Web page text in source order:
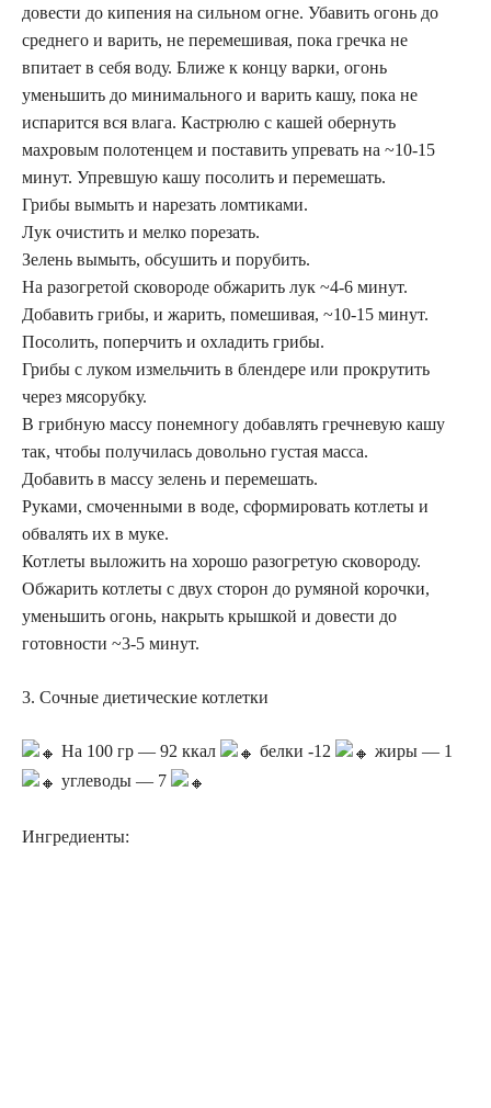
довести до кипения на сильном огне. Убавить огонь до
среднего и варить, не перемешивая, пока гречка не
впитает в себя воду. Ближе к концу варки, огонь
уменьшить до минимального и варить кашу, пока не
испарится вся влага. Кастрюлю с кашей обернуть
махровым полотенцем и поставить упревать на ~10-15
минут. Упревшую кашу посолить и перемешать.
Грибы вымыть и нарезать ломтиками.
Лук очистить и мелко порезать.
Зелень вымыть, обсушить и порубить.
На разогретой сковороде обжарить лук ~4-6 минут.
Добавить грибы, и жарить, помешивая, ~10-15 минут.
Посолить, поперчить и охладить грибы.
Грибы с луком измельчить в блендере или прокрутить
через мясорубку.
В грибную массу понемногу добавлять гречневую кашу
так, чтобы получилась довольно густая масса.
Добавить в массу зелень и перемешать.
Руками, смоченными в воде, сформировать котлеты и
обвалять их в муке.
Котлеты выложить на хорошо разогретую сковороду.
Обжарить котлеты с двух сторон до румяной корочки,
уменьшить огонь, накрыть крышкой и довести до
готовности ~3-5 минут.
3. Сочные диетические котлетки
На 100 гр — 92 ккал белки -12
жиры — 1
углеводы — 7
Ингредиенты: